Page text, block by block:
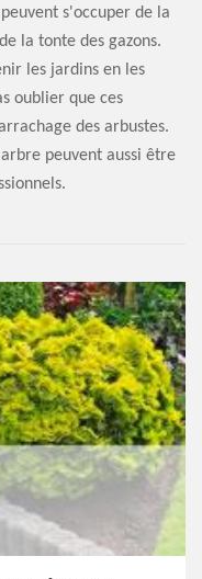
s'occuper de la
la tonte des gazons.
les jardins en les
oublier que ces
des arbustes.
peuvent aussi être